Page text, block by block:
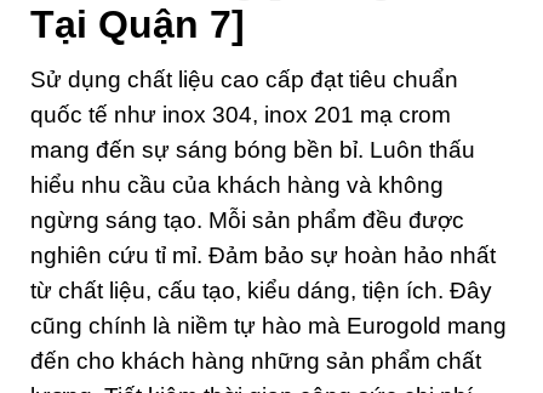
Tại Quận 7]
Sử dụng chất liệu cao cấp đạt tiêu chuẩn
quốc tế như inox 304, inox 201 mạ crom
mang đến sự sáng bóng bền bỉ. Luôn thấu
hiểu nhu cầu của khách hàng và không
ngừng sáng tạo. Mỗi sản phẩm đều được
nghiên cứu tỉ mỉ. Đảm bảo sự hoàn hảo nhất
từ chất liệu, cấu tạo, kiểu dáng, tiện ích. Đây
cũng chính là niềm tự hào mà Eurogold mang
đến cho khách hàng những sản phẩm chất